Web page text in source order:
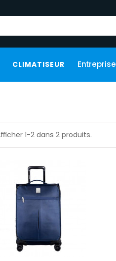
CLIMATISEUR Entreprise
1-2 dans 2 produits.